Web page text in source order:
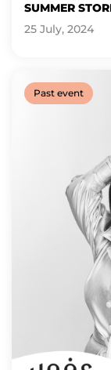
SUMMER
25 July, 2024
Past event